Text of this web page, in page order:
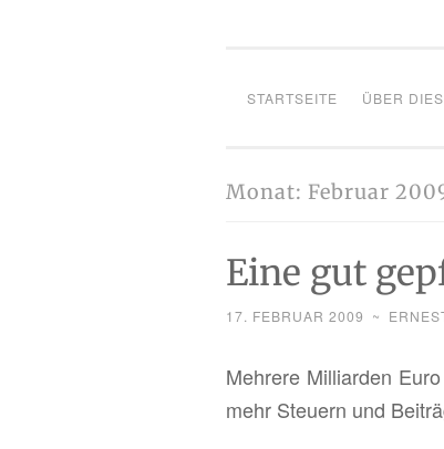
STARTSEITE ÜBER
Monat: Februar
Eine gut
17. FEBRUAR 2009 ~
Meh­re­re Mil­li­ar­den
mehr Steu­ern und